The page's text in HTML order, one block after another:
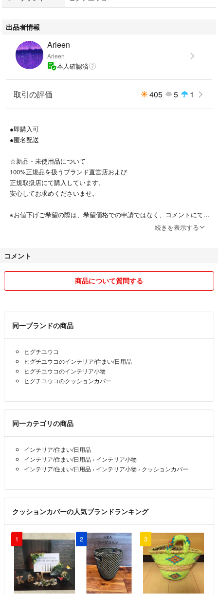
海外製品のため初期での不良がある場合がございます。仕入れ先の検品を
クリアした物となっておりますので、神経質な方はご遠慮下さい。
サイズ···角型（45×45cm）
サイズ···角型（45×45cm）
出品者情報
Arleen
Arleen
本人確認済
取引の評価 405 5 1
●即購入可
●匿名配送
☆新品・未使用品について
100%正規品を扱うブランド直営店および
正規取扱店にて購入しています。
安心してお求めくださいませ。
※お値下げご希望の際は、希望価格での申請ではなく、コメントにてご
これによる色味の違いなどイメージ違いでの返品も致しかねますので、
※商品のメリット、デメリットご理解・ご納得の上、
ご購入お願いします。返品はご遠慮下さいませ。
※ 丁寧な包装を心がけております。
質問や価格交渉なども誠意を持って対応いたします。
続きを表示する
コメント
商品について質問する
同一ブランドの商品
ヒグチユウコ
ヒグチユウコのインテリア/住まい/日用品
ヒグチユウコのインテリア小物
ヒグチユウコのクッションカバー
同一カテゴリの商品
インテリア/住まい/日用品
インテリア/住まい/日用品 › インテリア小物
インテリア/住まい/日用品 › インテリア小物 › クッションカバー
クッションカバーの人気ブランドランキング
1 2 3